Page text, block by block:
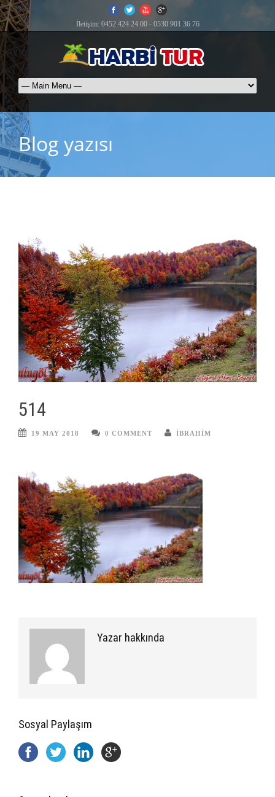
İletişim: 0452 424 24 00 - 0530 901 36 76
Blog yazısı
514
19 MAY 2018 0 COMMENT IBRAHIM
Yazar hakkında
Sosyal Paylaşım